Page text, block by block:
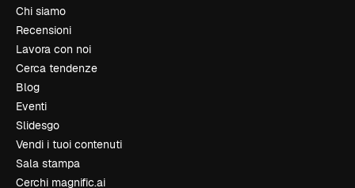
Chi siamo
Recensioni
Lavora con noi
Cerca tendenze
Blog
Eventi
Slidesgo
Vendi i tuoi contenuti
Sala stampa
Cerchi magnific.ai